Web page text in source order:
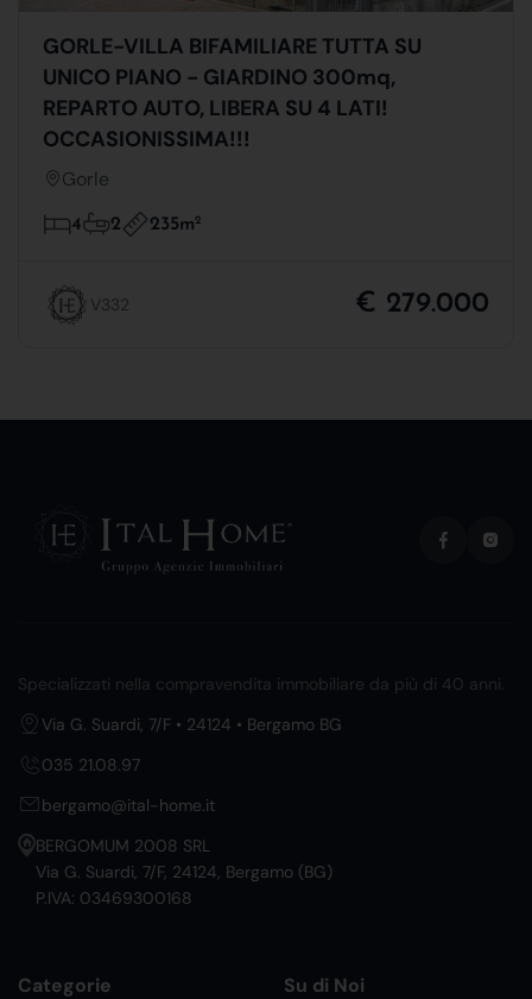
GORLE-VILLA BIFAMILIARE TUTTA SU
UNICO PIANO - GIARDINO 300mq,
REPARTO AUTO, LIBERA SU 4 LATI!
OCCASIONISSIMA!!!
Gorle
4 2 235m2
V332 € 279.000
Specializzati nella compravendita immobiliare da più di 40 anni.
Via G. Suardi, 7/F • 24124 • Bergamo BG
035 21.08.97
bergamo@ital-home.it
BERGOMUM 2008 SRL
Via G. Suardi, 7/F, 24124, Bergamo (BG)
P.IVA: 03469300168
Categorie Su di Noi